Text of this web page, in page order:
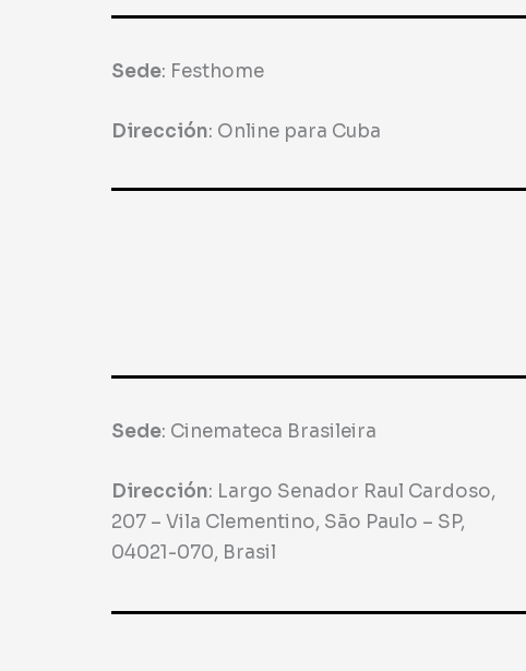
Sede: Festhome
Dirección: Online para Cuba
Sede: Cinemateca Brasileira
Dirección: Largo Senador Raul Cardoso,
207 – Vila Clementino, São Paulo – SP,
04021-070, Brasil